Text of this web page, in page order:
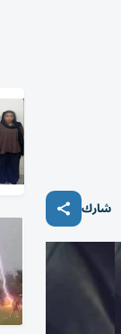
شارك